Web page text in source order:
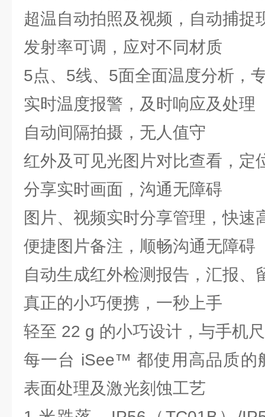
超温自动拍照及视频，自动捕捉
发射率可调，应对不同材质
5点、5线、5面全面温度分析，
实时温度报警，及时响应及处理
自动间隔拍摄，无人值守
红外及可见光图片对比查看，定
分享实时画面，沟通无障碍
图片、视频实时分享管理，快速
便捷图片备注，顺畅沟通无障碍
自动生成红外检测报告，汇报、
真正的小巧便携，一秒上手
轻至 22 g 的小巧设计，与手机
每一台 iSee™ 都使用高品质的
表面处理及激光刻蚀工艺